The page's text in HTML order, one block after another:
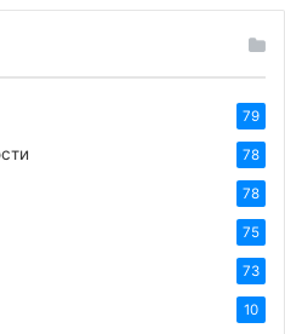
79
78
78
75
73
10